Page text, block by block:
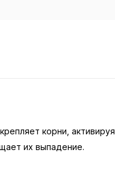
корни, активируя
их выпадение.